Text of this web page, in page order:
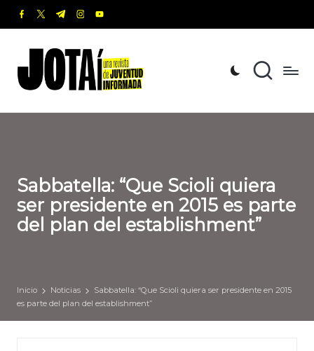
Saltar
contenido
facebook.com
twitter.com
t.me instagram.com
youtube.com
o
t
revista
de
Informada
Sabbatella: “Que Scioli quiera
ser presidente en 2015 es parte
del plan del establishment”
Inicio Noticias
Sabbatella: “Que Scioli quiera ser presidente en 2015
es parte del plan del establishment”